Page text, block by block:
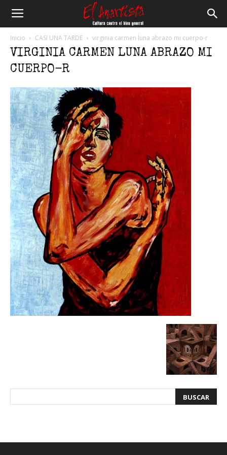
Inicio CASI UNA TARDE virginia carmen luna abrazo mi cuerpo-r
VIRGINIA CARMEN LUNA ABRAZO MI
CUERPO-R